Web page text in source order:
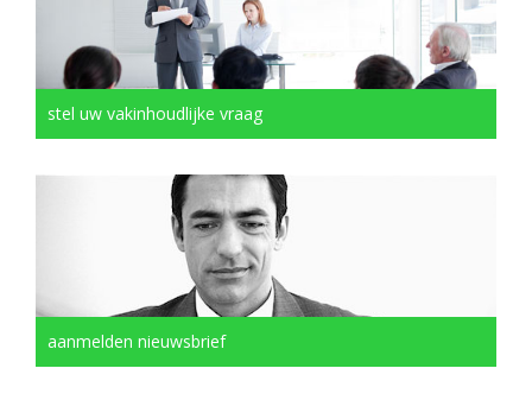
stel uw vakinhoudlijke vraag
aanmelden nieuwsbrief